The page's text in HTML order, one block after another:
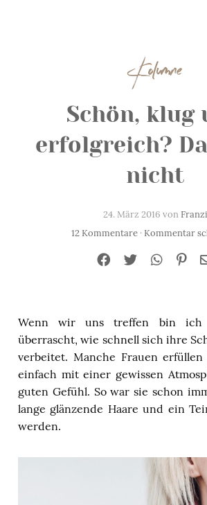
Kolumne
Schön, klug
erfolgreich?
nicht
24. März 2016 vonFranzi
12 Kommentare· Kommentar
Wenn wir uns treffen bin ich
überrascht, wie schnell sich ihre
verbeitet. Manche Frauen
einfach mit einer gewissen
guten Gefühl. So war sie schon
lange glänzende Haare und ein
werden.